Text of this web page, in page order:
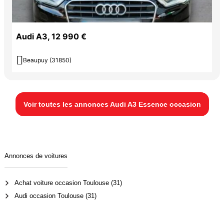
Audi A3, 12 990 €
 Beaupuy (31850)
Voir toutes les annonces Audi A3 Essence occasion
Annonces de voitures
Achat voiture occasion Toulouse (31)
Audi occasion Toulouse (31)